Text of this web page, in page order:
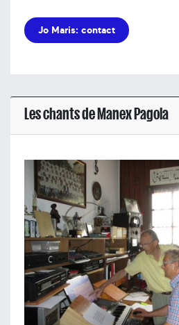
Jo Maris: contact
Les chants de Manex Pagola